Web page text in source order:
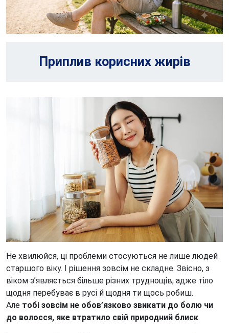
Приплив корисних жирів
Не хвилюйся, ці проблеми стосуються не лише людей
старшого віку. І рішення зовсім не складне. Звісно, з
віком з’являється більше різних труднощів, адже тіло
щодня перебуває в русі й щодня ти щось робиш.
Але тобі зовсім не обов’язково звикати до болю чи
до волосся, яке втратило свій природний блиск.